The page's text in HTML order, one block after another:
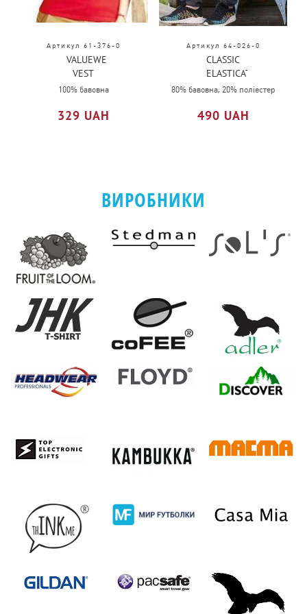
Артикул 61-376-0
VALUEWEIGHT
VEST
LADY-
100% бавовна
329 UAH
Артикул 64-026-0
CLASSIC
ELASTICATED
CUFF
PANTS
80% бавовна, 20% поліестер
490 UAH
ВИРОБНИКИ